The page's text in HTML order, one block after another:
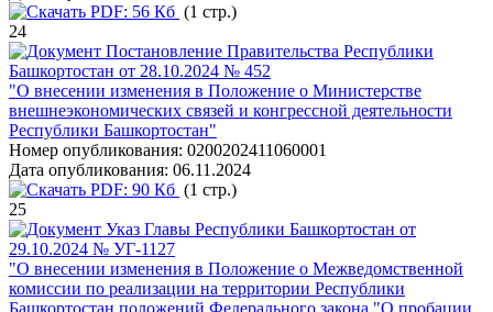
PDF: 56 Кб (1 стр.)
24
Постановление Правительства Республики
Башкортостан от 28.10.2024 № 452
"О внесении изменения в Положение о Министерстве
внешнеэкономических связей и конгрессной деятельности
Республики Башкортостан"
Номер опубликования: 0200202411060001
Дата опубликования: 06.11.2024
PDF: 90 Кб (1 стр.)
25
Указ Главы Республики Башкортостан от
29.10.2024 № УГ-1127
"О внесении изменения в Положение о Межведомственной
комиссии по реализации на территории Республики
Башкортостан положений Федерального закона "О пробации